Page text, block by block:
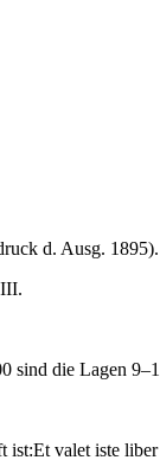
d. Ausg.
sind die Lagen
ist:Et valet iste